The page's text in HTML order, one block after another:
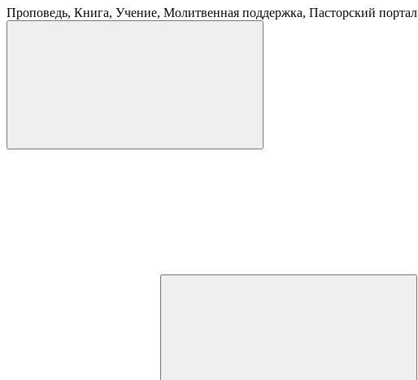
Проповедь, Книга, Учение, Молитвенная поддержка, Пасторский портал